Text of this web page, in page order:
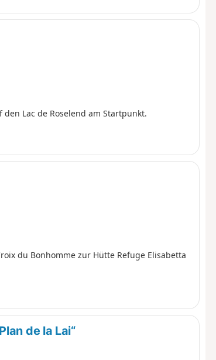
Lac de Roselend am Startpunkt.
du Bonhomme zur Hütte Refuge Elisabetta
de la Lai“